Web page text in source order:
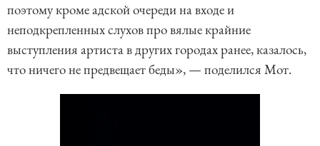
поэтому кроме адской очереди на входе и
неподкрепленных слухов про вялые крайние
выступления артиста в других городах ранее, казалось,
что ничего не предвещает беды», — поделился Мот.